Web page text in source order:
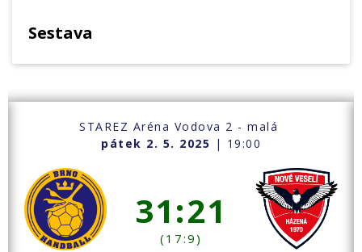
Sestava
STAREZ Aréna Vodova 2 - malá
pátek 2. 5. 2025 | 19:00
31:21
(17:9)